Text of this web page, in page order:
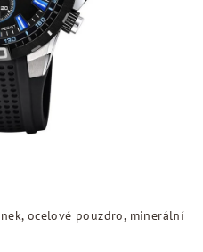
ocelové pouzdro, minerální